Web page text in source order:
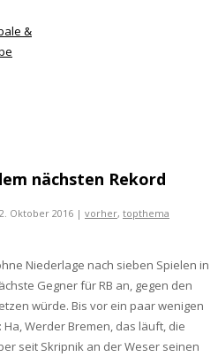
nächsten Rekord
Oktober 2016 | vorher, topthema
Niederlage nach sieben Spielen in
Gegner für RB an, gegen den
würde. Bis vor ein paar wenigen
Werder Bremen, das läuft, die
seit Skripnik an der Weser seinen